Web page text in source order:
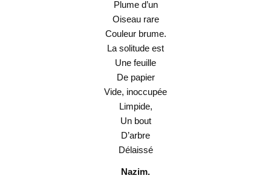
Plume d’un
Oiseau rare
Couleur brume.
La solitude est
Une feuille
De papier
Vide, inoccupée
Limpide,
Un bout
D’arbre
Délaissé
Nazim.